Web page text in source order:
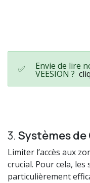
✅ Envie de lire
VEESION ?
3. Systèmes
Limiter l’accès aux
crucial. Pour cela, les
particulièrement